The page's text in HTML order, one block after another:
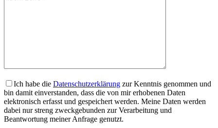
Ich habe die Datenschutzerklärung zur Kenntnis genommen und
bin damit einverstanden, dass die von mir erhobenen Daten
elektronisch erfasst und gespeichert werden. Meine Daten werden
dabei nur streng zweckgebunden zur Verarbeitung und
Beantwortung meiner Anfrage genutzt.